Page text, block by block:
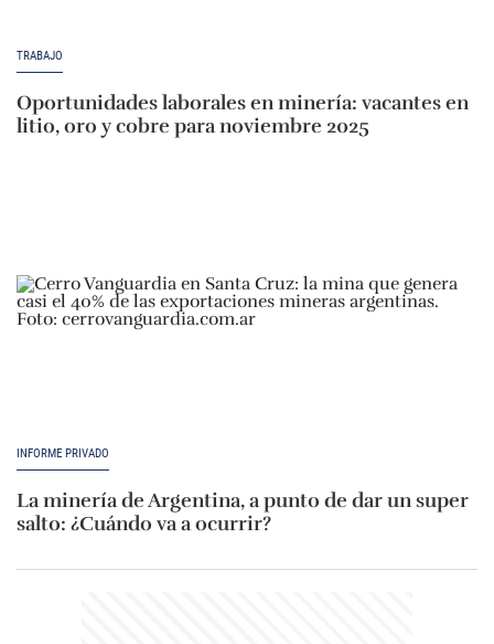
TRABAJO
Oportunidades laborales en minería: vacantes en
litio, oro y cobre para noviembre 2025
INFORME PRIVADO
La minería de Argentina, a punto de dar un super
salto: ¿Cuándo va a ocurrir?